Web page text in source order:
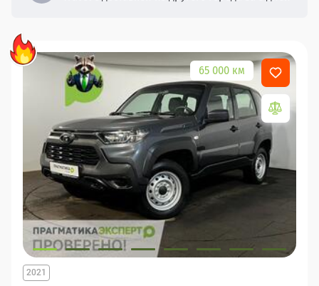
65 000 км
2021